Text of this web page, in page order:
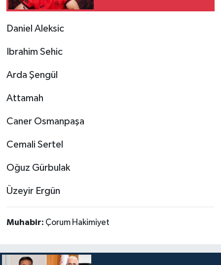
Daniel Aleksic
Ibrahim Sehic
Arda Şengül
Attamah
Caner Osmanpaşa
Cemali Sertel
Oğuz Gürbulak
Üzeyir Ergün
Muhabir: Çorum Hakimiyet